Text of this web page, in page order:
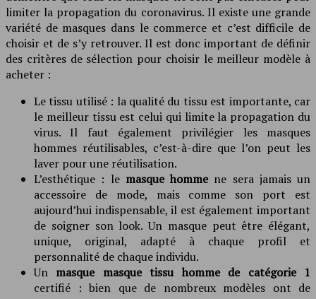
limiter la propagation du coronavirus. Il existe une grande
variété de masques dans le commerce et c’est difficile de
choisir et de s’y retrouver. Il est donc important de définir
des critères de sélection pour choisir le meilleur modèle à
acheter :
Le tissu utilisé : la qualité du tissu est importante, car
le meilleur tissu est celui qui limite la propagation du
virus. Il faut également privilégier les masques
hommes réutilisables, c’est-à-dire que l’on peut les
laver pour une réutilisation.
L’esthétique : le masque hommene sera jamais un
accessoire de mode, mais comme son port est
aujourd’hui indispensable, il est également important
de soigner son look. Un masque peut être élégant,
unique, original, adapté à chaque profil et
personnalité de chaque individu.
Un masque masque tissu homme de catégorie 1
certifié : bien que de nombreux modèles ont de